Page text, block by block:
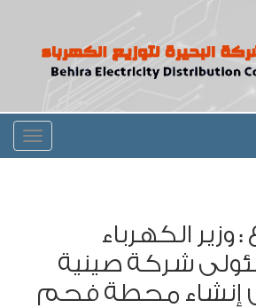
Toggle
وزير الكهرباء
شركة صينية
إنشاء محطة فحم